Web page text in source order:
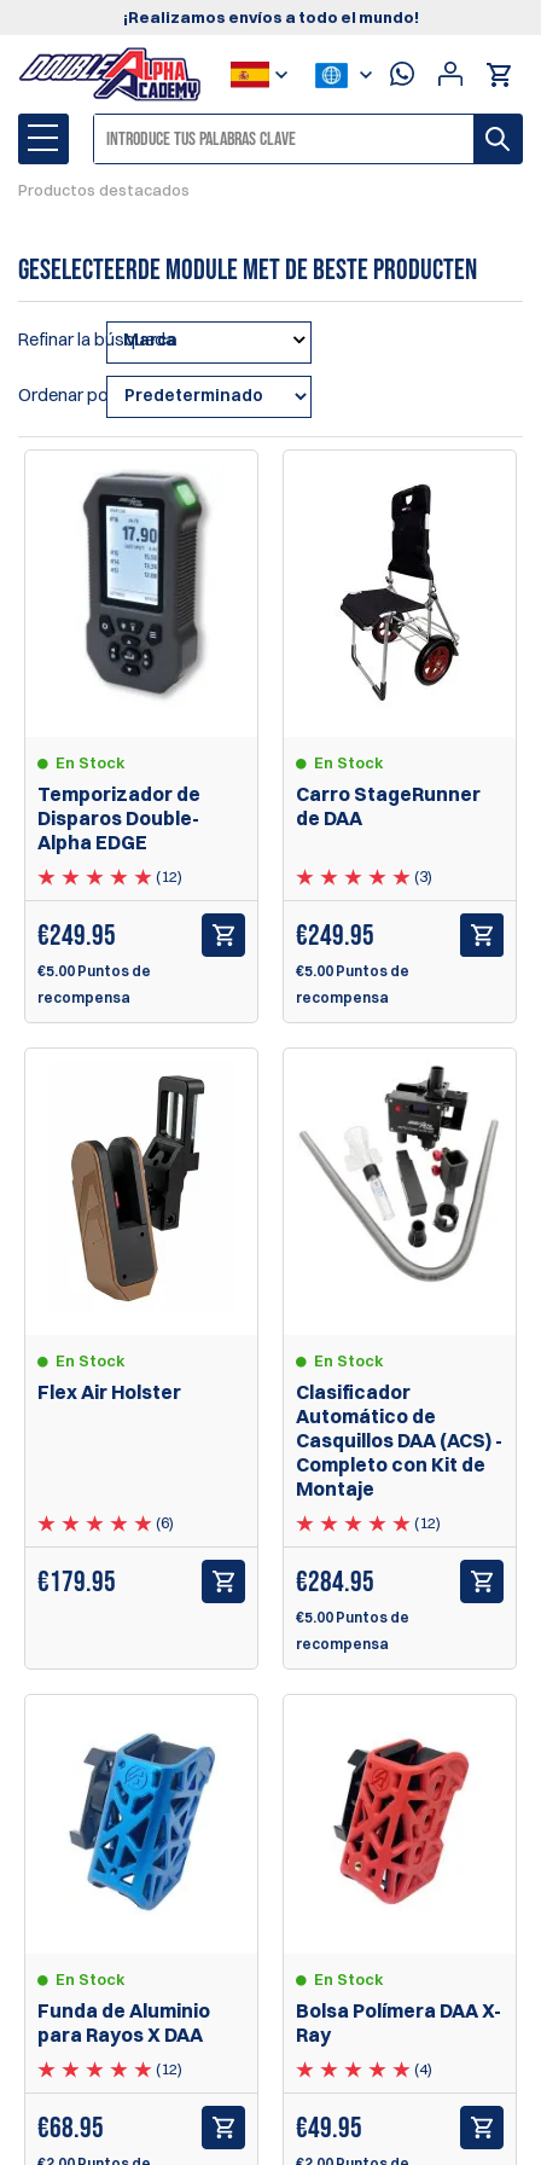
¡Realizamos envíos a todo el mundo!
Productos destacados
geselecteerde module met de beste producten
Refinar la búsqueda
Marca
Ordenar por
En Stock
Temporizador de
Disparos Double-
Alpha EDGE
(12)
€249.95
€5.00 Puntos de
recompensa
En Stock
Carro StageRunner
de DAA
(3)
€249.95
€5.00 Puntos de
recompensa
En Stock
Flex Air Holster
(6)
€179.95
En Stock
Clasificador
Automático de
Casquillos DAA (ACS) -
Completo con Kit de
Montaje
(12)
€284.95
€5.00 Puntos de
recompensa
En Stock
Funda de Aluminio
para Rayos X DAA
(12)
€68.95
En Stock
Bolsa Polímera DAA X-
Ray
(4)
€49.95